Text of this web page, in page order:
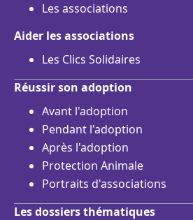
Les associations
Aider les associations
Les Clics Solidaires
Réussir son adoption
Avant l'adoption
Pendant l'adoption
Après l'adoption
Protection Animale
Portraits d'associations
Les dossiers thématiques